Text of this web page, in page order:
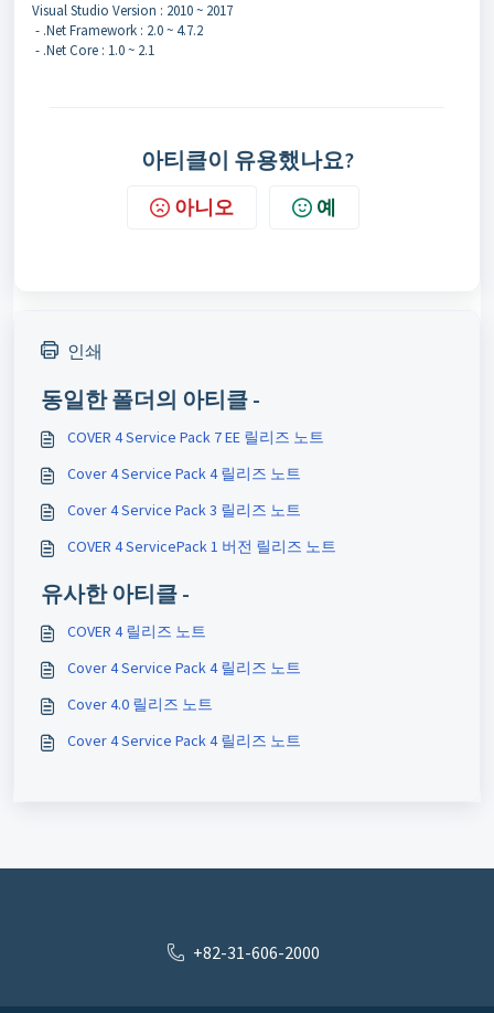
Visual Studio Version : 2010 ~ 2017
- .Net Framework : 2.0 ~ 4.7.2
- .Net Core : 1.0 ~ 2.1
아티클이 유용했나요?
아니오 예
인쇄
동일한 폴더의 아티클 -
COVER 4 Service Pack 7 EE 릴리즈 노트
Cover 4 Service Pack 4 릴리즈 노트
Cover 4 Service Pack 3 릴리즈 노트
COVER 4 ServicePack 1 버전 릴리즈 노트
유사한 아티클 -
COVER 4 릴리즈 노트
Cover 4 Service Pack 4 릴리즈 노트
Cover 4.0 릴리즈 노트
Cover 4 Service Pack 4 릴리즈 노트
+82-31-606-2000